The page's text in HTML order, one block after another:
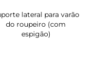
lateral para varão
do roupeiro (com
espigão)